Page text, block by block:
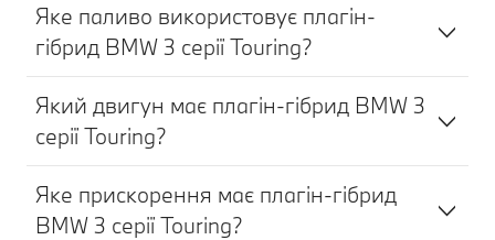
Яке паливо використовує плагін-
гібрид BMW 3 серії Touring?
Який двигун має плагін-гібрид BMW 3
серії Touring?
Яке прискорення має плагін-гібрид
BMW 3 серії Touring?